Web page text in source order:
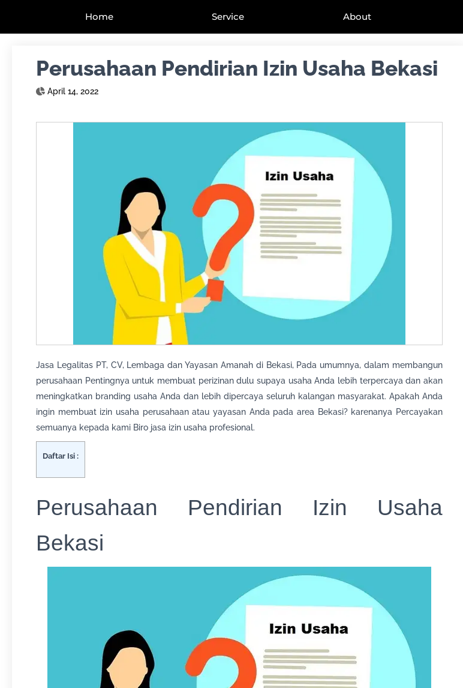
Home Service About
Perusahaan Pendirian Izin Usaha Bekasi
April 14, 2022
Jasa Legalitas PT, CV, Lembaga dan Yayasan Amanah di Bekasi, Pada umumnya, dalam membangun
perusahaan Pentingnya untuk membuat perizinan dulu supaya usaha Anda lebih terpercaya dan akan
meningkatkan branding usaha Anda dan lebih dipercaya seluruh kalangan masyarakat. Apakah Anda
ingin membuat izin usaha perusahaan atau yayasan Anda pada area Bekasi? karenanya Percayakan
semuanya kepada kami Biro jasa izin usaha profesional.
Daftar Isi :
Perusahaan Pendirian Izin Usaha
Bekasi